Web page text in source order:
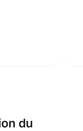
du